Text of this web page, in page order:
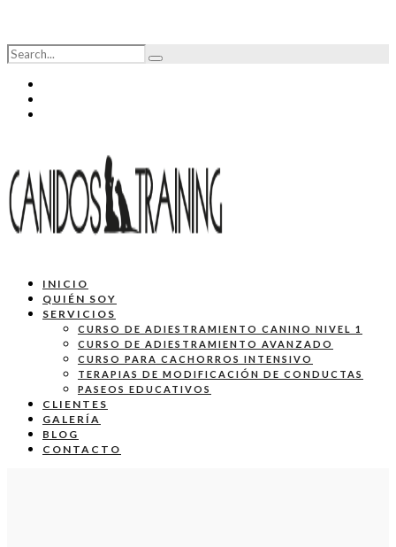
INICIO
QUIÉN SOY
SERVICIOS
CURSO DE ADIESTRAMIENTO CANINO NIVEL 1
CURSO DE ADIESTRAMIENTO AVANZADO
CURSO PARA CACHORROS INTENSIVO
TERAPIAS DE MODIFICACIÓN DE CONDUCTAS
PASEOS EDUCATIVOS
CLIENTES
GALERÍA
BLOG
CONTACTO